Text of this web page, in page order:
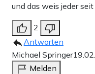
und das weis jeder
2
Antworten
Michael Springer
Melden